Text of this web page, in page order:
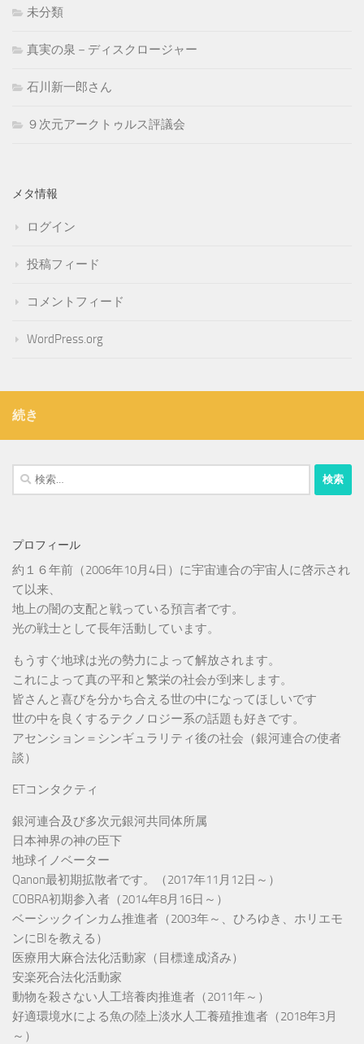
未分類
真実の泉－ディスクロージャー
石川新一郎さん
９次元アークトゥルス評議会
メタ情報
ログイン
投稿フィード
コメントフィード
WordPress.org
続き
検
索:
プロフィール
約１６年前（2006年10月4日）に宇宙連合の宇宙人に啓示され
て以来、
地上の闇の支配と戦っている預言者です。
光の戦士として長年活動しています。
もうすぐ地球は光の勢力によって解放されます。
これによって真の平和と繁栄の社会が到来します。
皆さんと喜びを分かち合える世の中になってほしいです
世の中を良くするテクノロジー系の話題も好きです。
アセンション＝シンギュラリティ後の社会（銀河連合の使者
談）
ETコンタクティ
銀河連合及び多次元銀河共同体所属
日本神界の神の臣下
地球イノベーター
Qanon最初期拡散者です。（2017年11月12日～）
COBRA初期参入者（2014年8月16日～）
ベーシックインカム推進者（2003年～、ひろゆき、ホリエモ
ンにBIを教える）
医療用大麻合法化活動家（目標達成済み）
安楽死合法化活動家
動物を殺さない人工培養肉推進者（2011年～）
好適環境水による魚の陸上淡水人工養殖推進者（2018年3月
～）